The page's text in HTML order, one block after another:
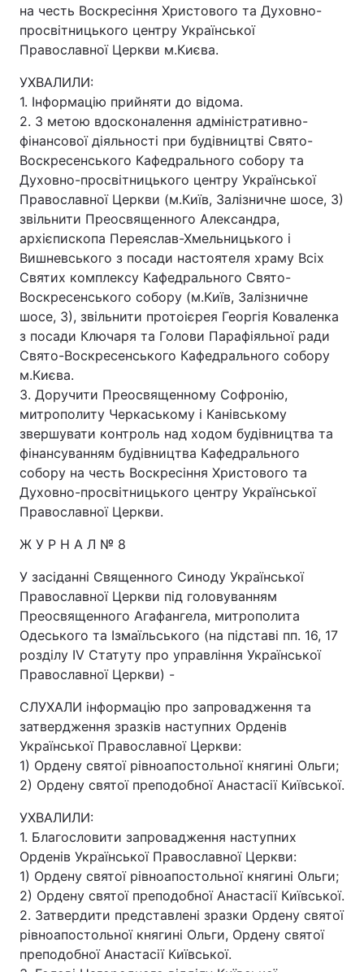
на честь Воскресіння Христового та Духовно-
просвітницького центру Української
Православної Церкви м.Києва.
УХВАЛИЛИ:
1. Інформацію прийняти до відома.
2. З метою вдосконалення адміністративно-
фінансової діяльності при будівництві Свято-
Воскресенського Кафедрального собору та
Духовно-просвітницького центру Української
Православної Церкви (м.Київ, Залізничне шосе, 3)
звільнити Преосвященного Александра,
архієпископа Переяслав-Хмельницького і
Вишневського з посади настоятеля храму Всіх
Святих комплексу Кафедрального Свято-
Воскресенського собору (м.Київ, Залізничне
шосе, 3), звільнити протоієрея Георгія Коваленка
з посади Ключаря та Голови Парафіяльної ради
Свято-Воскресенського Кафедрального собору
м.Києва.
3. Доручити Преосвященному Софронію,
митрополиту Черкаському і Канівському
звершувати контроль над ходом будівництва та
фінансуванням будівництва Кафедрального
собору на честь Воскресіння Христового та
Духовно-просвітницького центру Української
Православної Церкви.
Ж У Р Н А Л № 8
У засіданні Священного Синоду Української
Православної Церкви під головуванням
Преосвященного Агафангела, митрополита
Одеського та Ізмаїльського (на підставі пп. 16, 17
розділу IV Статуту про управління Української
Православної Церкви) -
СЛУХАЛИ інформацію про запровадження та
затвердження зразків наступних Орденів
Української Православної Церкви:
1) Ордену святої рівноапостольної княгині Ольги;
2) Ордену святої преподобної Анастасії Київської.
УХВАЛИЛИ:
1. Благословити запровадження наступних
Орденів Української Православної Церкви:
1) Ордену святої рівноапостольної княгині Ольги;
2) Ордену святої преподобної Анастасії Київської.
2. Затвердити представлені зразки Ордену святої
рівноапостольної княгині Ольги, Ордену святої
преподобної Анастасії Київської.